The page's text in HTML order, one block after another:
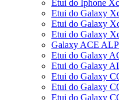
Etui do Iphone
Etui do Galaxy
Etui do Galaxy
Etui do Galaxy
Galaxy ACE
Etui do Galaxy
Etui do Galaxy
Etui do Galaxy
Etui do Galaxy
Etui do Galaxy